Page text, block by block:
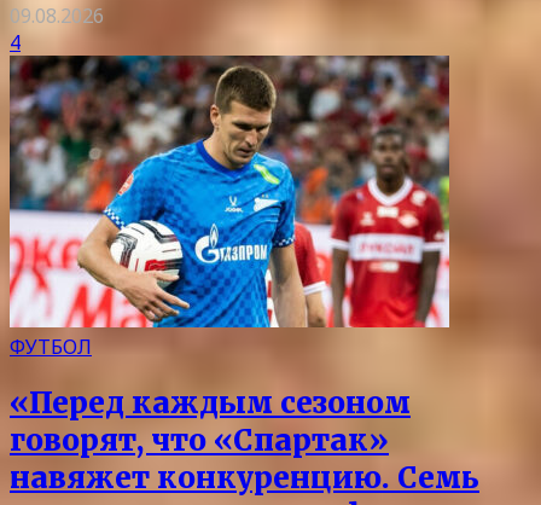
09.08.2026
4
ФУТБОЛ
«Перед каждым сезоном
говорят, что «Спартак»
навяжет конкуренцию. Семь